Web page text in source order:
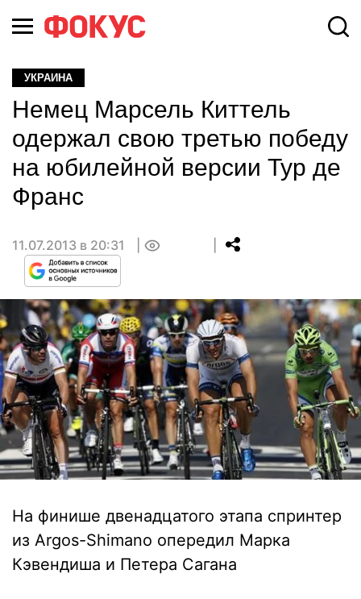
УКРАИНА
Немец Марсель Киттель
одержал свою третью победу
на юбилейной версии Тур де
Франс
11.07.2013 в 20:31
На финише двенадцатого этапа спринтер
из Argos-Shimano опередил Марка
Кэвендиша и Петера Сагана